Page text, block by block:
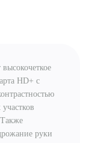
HD+ с
руки